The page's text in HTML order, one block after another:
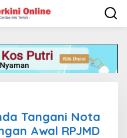
Tangani Nota
Awal RPJMD